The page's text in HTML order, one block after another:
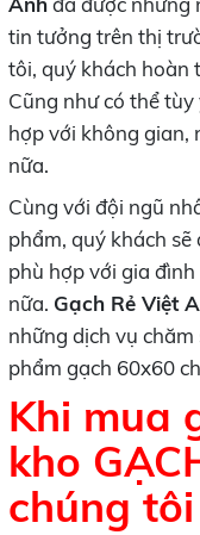
tin tưởng trên thị
tôi, quý khách hoàn
Cũng như có thể
hợp với không gian,
nữa.
Cùng với đội ngũ
phẩm, quý khách
phù hợp với gia
nữa. Gạch Rẻ Việt
những dịch vụ
phẩm gạch 60x60
Khi mua
kho
chúng